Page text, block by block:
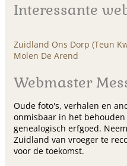
Interessante
Zuidland Ons Dorp (Teun
Molen De Arend
Webmaster
Oude foto's, verhalen en
onmisbaar in het
genealogisch erfgoed.
Zuidland van vroeger te
voor de toekomst.